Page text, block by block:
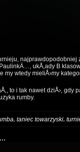
najprawdopodobniej
ukÅ‚ady B
my wtedy mieliÅ›my
to i tak nawet dziÅ›,
rumby.
, taniec towarzyski,